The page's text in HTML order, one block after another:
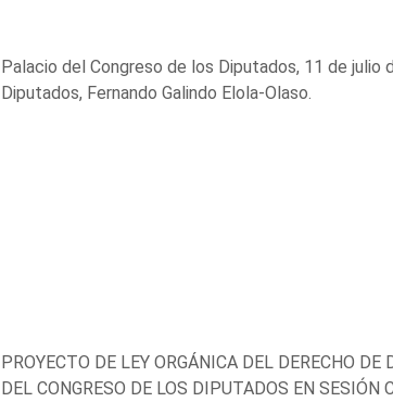
Palacio del Congreso de los Diputados, 11 de julio
Diputados, Fernando Galindo Elola-Olaso.
PROYECTO DE LEY ORGÁNICA DEL DERECHO
DEL CONGRESO DE LOS DIPUTADOS EN